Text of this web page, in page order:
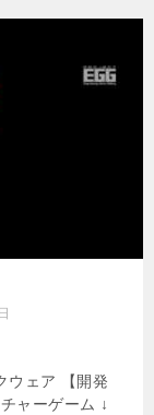
ェア 【開発
ャーゲーム ↓